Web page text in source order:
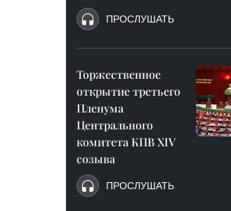
ПРОСЛУШАТЬ
Торжественное
открытие третьего
Пленума
Центрального
комитета КПВ XIV
созыва
ПРОСЛУШАТЬ